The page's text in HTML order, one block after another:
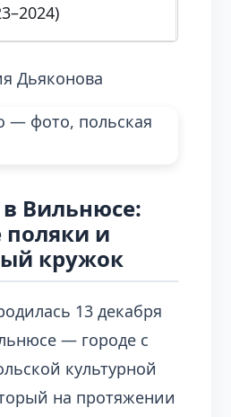
Дьяконова
в Вильнюсе:
поляки и
кружок
13 декабря
— городе с
культурной
на протяжении